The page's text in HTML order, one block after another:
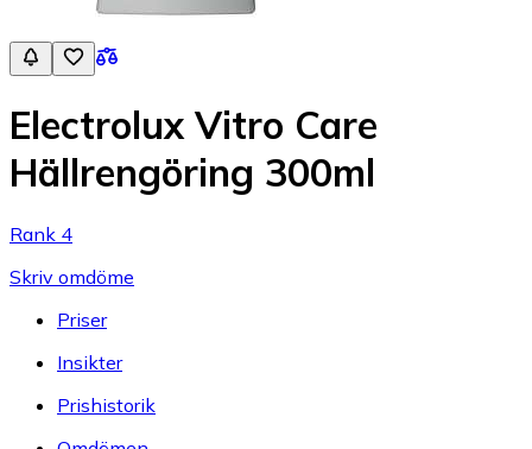
Electrolux Vitro Care
Hällrengöring 300ml
Rank 4
Skriv omdöme
Priser
Insikter
Prishistorik